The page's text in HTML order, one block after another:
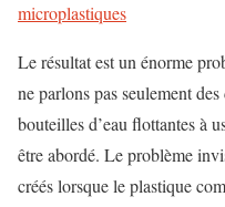
microplastiques
Le résultat est un énorme
ne parlons pas seulement
bouteilles d’eau flottantes à
être abordé. Le problème
créés lorsque le plastique